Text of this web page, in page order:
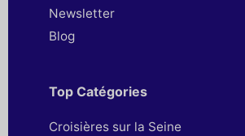
Newsletter
Blog
Top Catégories
Croisières sur la Seine